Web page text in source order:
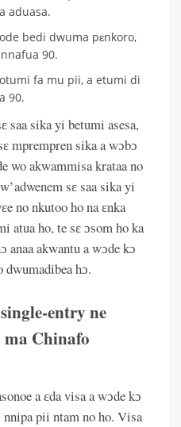
aduasa.
bedi dwuma pɛnkoro,
90.
fa mu pii, a etumi di
90.
saa sika yi betumi asesa,
mprempren sika a wɔbɔ
wo akwammisa krataa no
sɛ saa sika yi
no nkutoo ho na ɛnka
atua ho, te sɛ ɔsom ho ka
anaa akwantu a wɔde kɔ
dwumadibea hɔ.
entry ne
Chinafo
a ɛda visa a wɔde kɔ
nnipa pii ntam no ho. Visa